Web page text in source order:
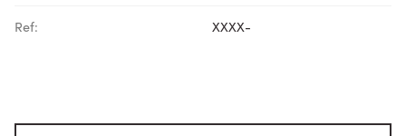
Ref: XXXX-